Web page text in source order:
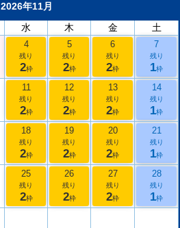
2026年11月
水 木 金
土
4
残り
2枠
5
残り
2枠
6
残り
2枠
7
残り
1枠
11
残り
2枠
12
残り
2枠
13
残り
2枠
14
残り
1枠
18
残り
2枠
19
残り
2枠
20
残り
2枠
21
残り
1枠
25
残り
2枠
26
残り
2枠
27
残り
2枠
28
残り
1枠